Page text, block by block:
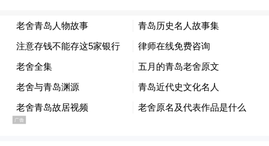
走在居住的黄县路，
石板沁着槐花雨，